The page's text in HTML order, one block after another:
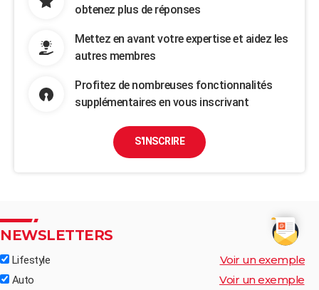
obtenez plus de réponses
Mettez en avant votre expertise et aidez les
autres membres
Profitez de nombreuses fonctionnalités
supplémentaires en vous inscrivant
S'INSCRIRE
NEWSLETTERS
Lifestyle Voir un exemple
Auto Voir un exemple